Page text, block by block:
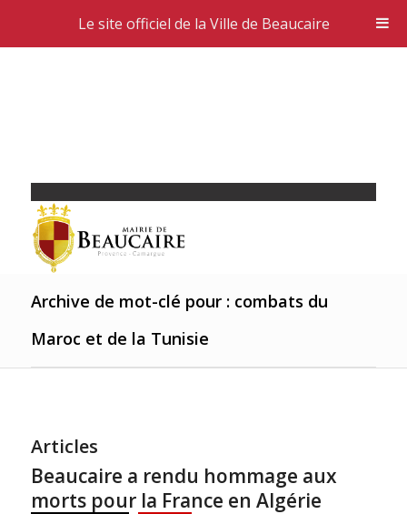
Archive de mot-clé pour : combats du
Maroc et de la Tunisie
Articles
Beaucaire a rendu hommage aux
morts pour la France en Algérie
Le site officiel de la Ville de Beaucaire